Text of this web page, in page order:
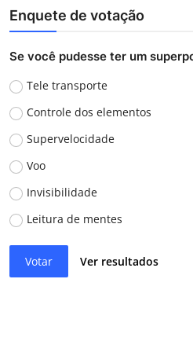
Enquete de votação
Se você pudesse ter um
Tele transporte
Controle dos elementos
Supervelocidade
Voo
Invisibilidade
Leitura de mentes
Votar Ver resultados